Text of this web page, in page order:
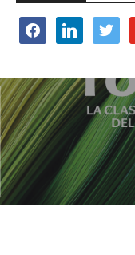
facebooklinkedin twitter